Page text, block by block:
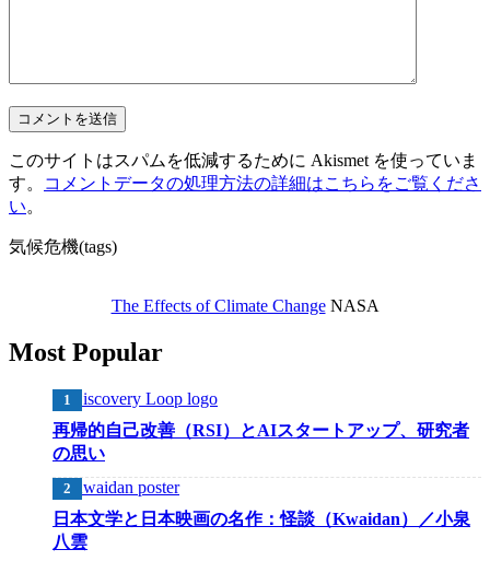
このサイトはスパムを低減するために Akismet を使っていま
す。
コメントデータの処理方法の詳細はこちらをご覧くださ
い。
気候危機(tags)
The Effects of Climate ChangeNASA
Most Popular
再帰的自己改善（RSI）とAIスタートアップ、研究者
の思い
日本文学と日本映画の名作：怪談（Kwaidan）／小泉
八雲